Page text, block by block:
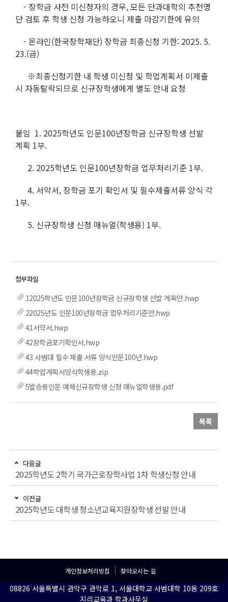
- 장학금 사전 미신청자의 경우, 모든 단과대학의 추천명
단 검토 후 학생 신청 가능하오니 제출 마감기한에 유의
- 온라인(한국장학재단) 장학금 최종신청 기한: 2025. 5.
23.(금)
※최종신청기한 내 학생 미신청 및 학업계획서 미제출
시 자동탈락되므로 신규장학생에게 별도 안내 요청
붙임 1. 2025학년도 인문100년장학금 신규장학생 선발
계획 1부.
2. 2025학년도 인문100년장학금 업무처리기준 1부.
4. 서약서, 장학금 포기 확인서 및 필수제출서류 양식 각
1부.
5. 신규장학생 신청 매뉴얼(학생용) 1부.
12025학년도 인문100년장학금 신규장학생 선발 계획안.hwp
22025년도 인문100년장학금 업무처리기준안.hwp
41서약서.hwp
42장학금포기확인서.hwp
43 사범대 필수 제출 서류 양식인문100년.hwp
44학업계획서양식학생용.zip
5발송용인문 예체신규장학생 신청 매뉴얼학생용.pdf
목록
다음글
2025학년도 2학기 국가근로장학사업 1차 학생신청 안내
이전글
2025학년도 대학생 청소년교육지원장학생 선발 안내
개인정보처리방침 찾아오시는 길
08826 서울특별시 관악구 관악로 1, 서울대학교 사범대학 10동 209호
지리교육과 학과사무실